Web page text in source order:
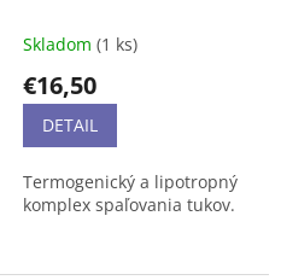
Skladom (1 ks)
€16,50
DETAIL
Termogenický a lipotropný
komplex spaľovania tukov.